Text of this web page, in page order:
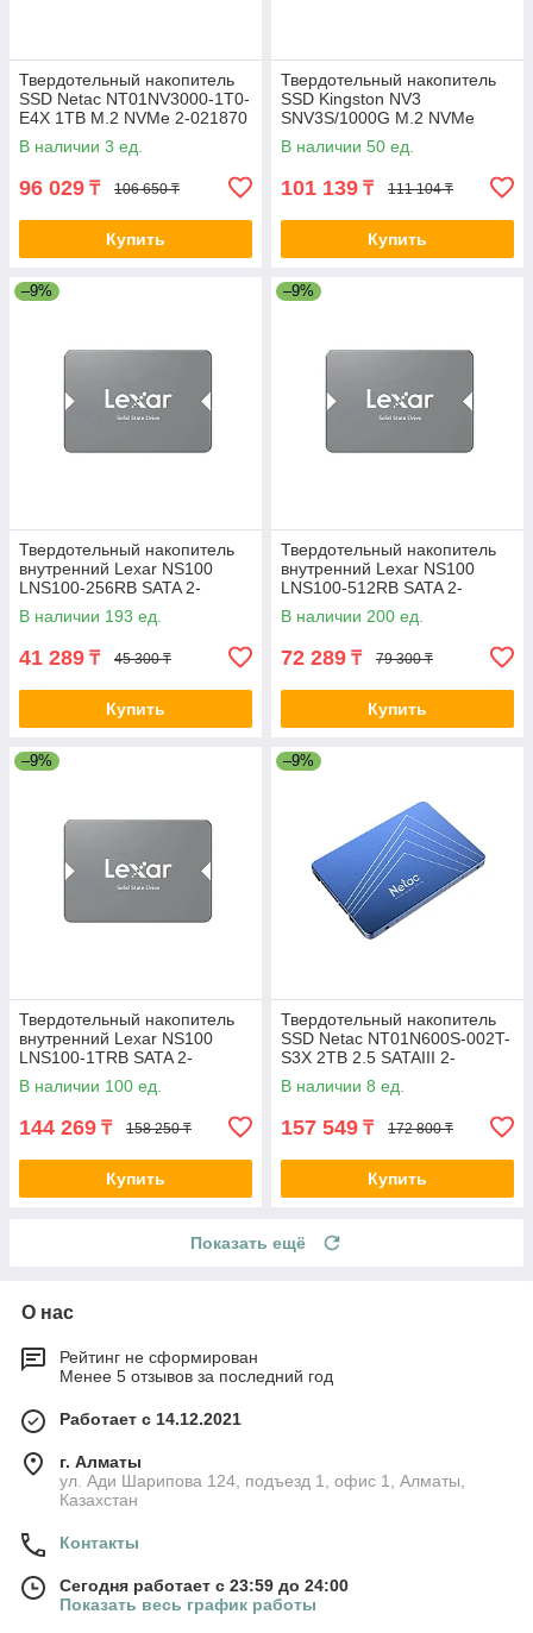
Твердотельный накопитель
SSD Netac NT01NV3000-1T0-
E4X 1TB M.2 NVMe 2-021870
В наличии 3 ед.
96 029 ₸ 106 650 ₸
Купить
Твердотельный накопитель
SSD Kingston NV3
SNV3S/1000G M.2 NVMe
PCIe 4.0x4 2-024395-TOP
В наличии 50 ед.
101 139 ₸ 111 104 ₸
Купить
–9%
Твердотельный накопитель
внутренний Lexar NS100
LNS100-256RB SATA 2-
037147
В наличии 193 ед.
41 289 ₸ 45 300 ₸
Купить
–9%
Твердотельный накопитель
внутренний Lexar NS100
LNS100-512RB SATA 2-
037148
В наличии 200 ед.
72 289 ₸ 79 300 ₸
Купить
–9%
Твердотельный накопитель
внутренний Lexar NS100
LNS100-1TRB SATA 2-
037149-TOP
В наличии 100 ед.
144 269 ₸ 158 250 ₸
Купить
–9%
Твердотельный накопитель
SSD Netac NT01N600S-002T-
S3X 2TB 2.5 SATAIII 2-
021295-TOP
В наличии 8 ед.
157 549 ₸ 172 800 ₸
Купить
Показать ещё
О нас
Рейтинг не сформирован
Менее 5 отзывов за последний год
Работает с 14.12.2021
г. Алматы
ул. Ади Шарипова 124, подъезд 1, офис 1, Алматы,
Казахстан
Контакты
Сегодня работает с 23:59 до 24:00
Показать весь график работы